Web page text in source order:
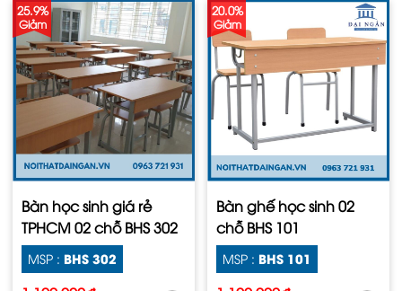
25.9%
Giảm
Bàn học sinh giá rẻ
TPHCM 02 chỗ BHS 302
MSP : BHS 302
20.0%
Giảm
Bàn ghế học sinh 02
chỗ BHS 101
MSP : BHS 101